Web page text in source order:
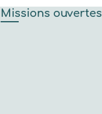
Missions ouvertes